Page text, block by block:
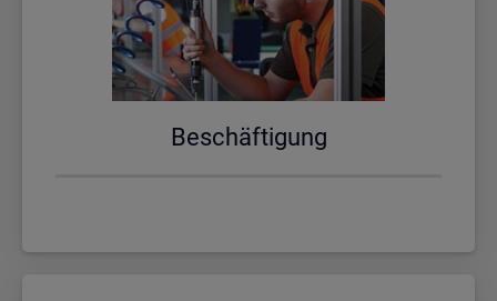
Be­schäf­ti­gung